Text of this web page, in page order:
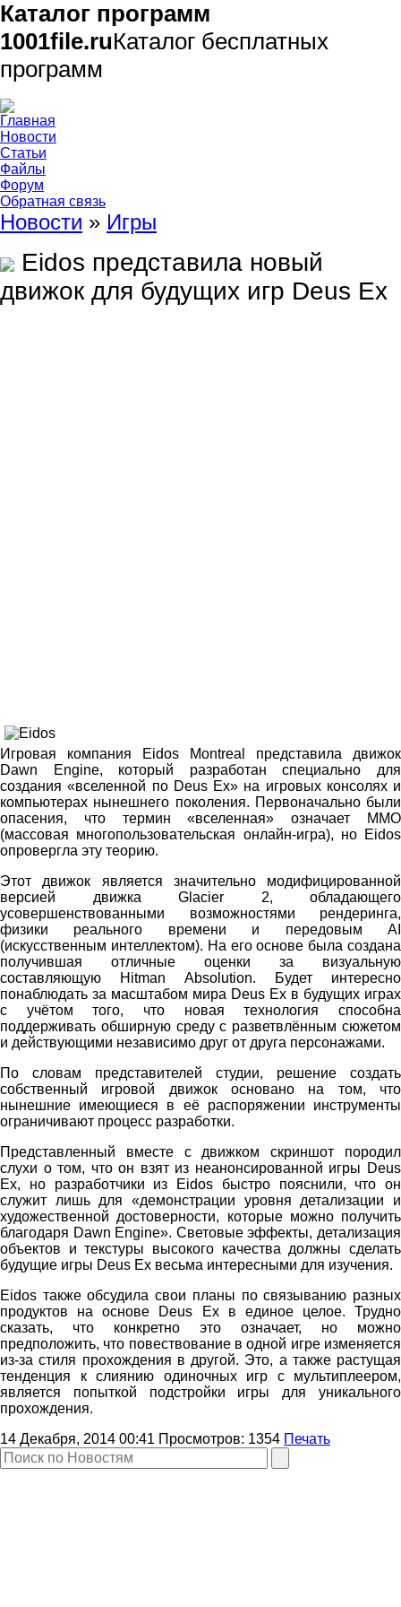
Каталог программ
1001file.ruКаталог бесплатных
программ
Главная
Новости
Статьи
Файлы
Форум
Обратная связь
Новости » Игры
Eidos представила новый
движок для будущих игр Deus Ex
Игровая компания Eidos Montreal представила движок
Dawn Engine, который разработан специально для
создания «вселенной по Deus Ex» на игровых консолях и
компьютерах нынешнего поколения. Первоначально были
опасения, что термин «вселенная» означает ММО
(массовая многопользовательская онлайн-игра), но Eidos
опровергла эту теорию.
Этот движок является значительно модифицированной
версией движка Glacier 2, обладающего
усовершенствованными возможностями рендеринга,
физики реального времени и передовым AI
(искусственным интеллектом). На его основе была создана
получившая отличные оценки за визуальную
составляющую Hitman Absolution. Будет интересно
понаблюдать за масштабом мира Deus Ex в будущих играх
с учётом того, что новая технология способна
поддерживать обширную среду с разветвлённым сюжетом
и действующими независимо друг от друга персонажами.
По словам представителей студии, решение создать
собственный игровой движок основано на том, что
нынешние имеющиеся в её распоряжении инструменты
ограничивают процесс разработки.
Представленный вместе с движком скриншот породил
слухи о том, что он взят из неанонсированной игры Deus
Ex, но разработчики из Eidos быстро пояснили, что он
служит лишь для «демонстрации уровня детализации и
художественной достоверности, которые можно получить
благодаря Dawn Engine». Световые эффекты, детализация
объектов и текстуры высокого качества должны сделать
будущие игры Deus Ex весьма интересными для изучения.
Eidos также обсудила свои планы по связыванию разных
продуктов на основе Deus Ex в единое целое. Трудно
сказать, что конкретно это означает, но можно
предположить, что повествование в одной игре изменяется
из-за стиля прохождения в другой. Это, а также растущая
тенденция к слиянию одиночных игр с мультиплеером,
является попыткой подстройки игры для уникального
прохождения.
14 Декабря, 2014 00:41 Просмотров: 1354 Печать